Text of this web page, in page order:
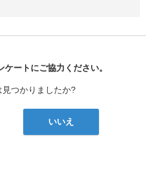
ケートにご協力ください。
つかりましたか?
いいえ